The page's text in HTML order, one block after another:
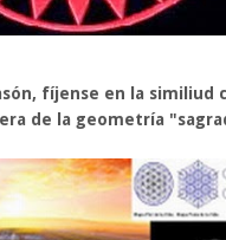
fíjense en la similiud
de la geometría